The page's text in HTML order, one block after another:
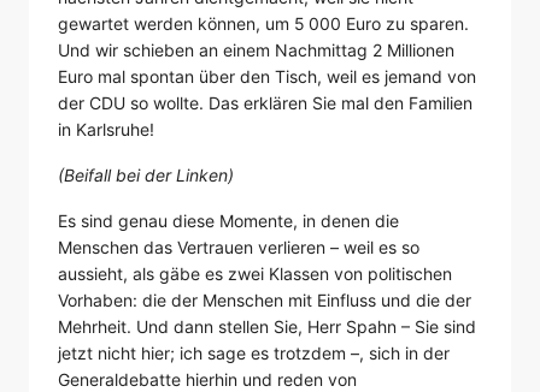
gewartet werden können, um 5 000 Euro zu sparen.
Und wir schieben an einem Nachmittag 2 Millionen
Euro mal spontan über den Tisch, weil es jemand von
der CDU so wollte. Das erklären Sie mal den Familien
in Karlsruhe!
(Beifall bei der Linken)
Es sind genau diese Momente, in denen die
Menschen das Vertrauen verlieren – weil es so
aussieht, als gäbe es zwei Klassen von politischen
Vorhaben: die der Menschen mit Einfluss und die der
Mehrheit. Und dann stellen Sie, Herr Spahn – Sie sind
jetzt nicht hier; ich sage es trotzdem –, sich in der
Generaldebatte hierhin und reden von